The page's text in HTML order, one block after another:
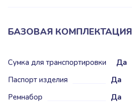
БАЗОВАЯ КОМПЛЕКТАЦИЯ
Сумка для транспортировки
Да
Паспорт изделия
Да
Ремнабор
Да